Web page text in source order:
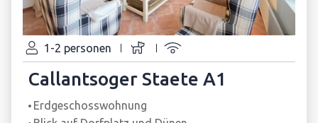
1-2 personen
Callantsoger Staete A1
Erdgeschosswohnung